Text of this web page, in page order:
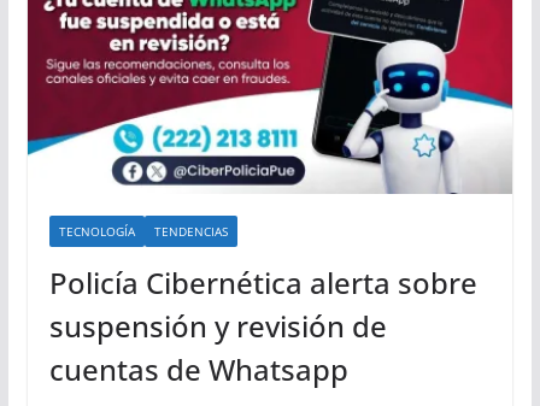
TECNOLOGÍA TENDENCIAS
Policía Cibernética alerta sobre
suspensión y revisión de
cuentas de Whatsapp